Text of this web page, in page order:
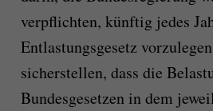
verpflichten, künftig jedes
Entlastungsgesetz
sicherstellen, dass die
Bundesgesetzen in dem